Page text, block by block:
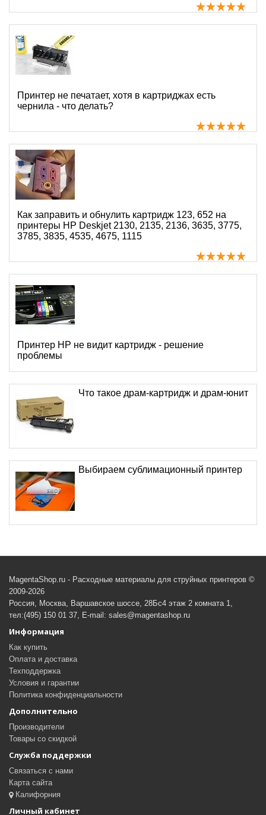
Принтер не печатает, хотя в картриджах есть
чернила - что делать?
Как заправить и обнулить картридж 123, 652 на
принтеры HP Deskjet 2130, 2135, 2136, 3635, 3775,
3785, 3835, 4535, 4675, 1115
Принтер HP не видит картридж - решение
проблемы
Что такое драм-картридж и драм-юнит
Выбираем сублимационный принтер
MagentaShop.ru - Расходные материалы для струйных принтеров ©
2009-2026
Россия, Москва, Варшавское шоссе, 28Бс4 этаж 2 комната 1,
тел:(495) 150 01 37, E-mail: sales@magentashop.ru
Информация
Как купить
Оплата и доставка
Техподдержка
Условия и гарантии
Политика конфиденциальности
Дополнительно
Производители
Товары со скидкой
Служба поддержки
Связаться с нами
Карта сайта
Калифорния
Личный кабинет